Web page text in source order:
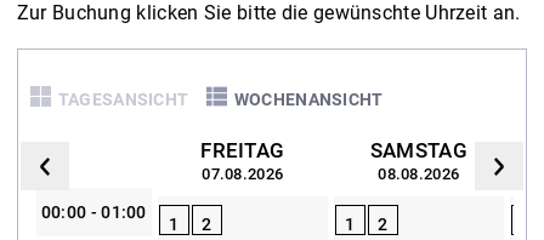
Zur Buchung klicken Sie bitte die gewünschte Uhrzeit an.
TAGESANSICHT WOCHENANSICHT
00:00 - 01:00
FREITAG
07.08.2026
SAMSTAG
08.08.2026
1 2 1 2